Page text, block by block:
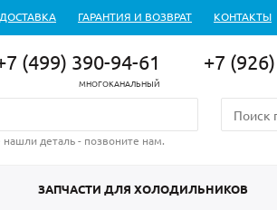
ГАРАНТИЯ И ВОЗВРАТ КОНТАКТЫ
(499) 390-94-61
МНОГОКАНАЛЬНЫЙ
+7
деталь - позвоните нам.
ЗАПЧАСТИ ДЛЯ ХОЛОДИЛЬНИКОВ